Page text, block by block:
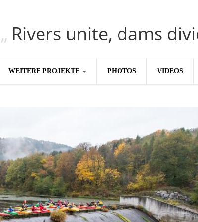
Rivers unite, dams
BALKANRIVERS
Una Science Week:
WEITERE PROJEKTE
WEG DAMMIT
Hintergrund
Konzeptpapier
Meldebogen
Karte
#PROTECTWATER
PHOTOS VIDEOS